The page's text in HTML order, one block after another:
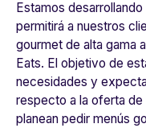
Estamos
permitirá a nuestros
gourmet de alta gama
Eats. El objetivo de
necesidades y
respecto a la oferta
planean pedir menús